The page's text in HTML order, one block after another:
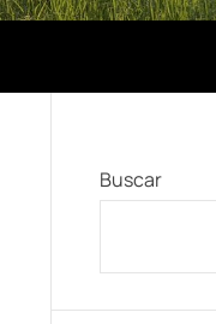
Buscar